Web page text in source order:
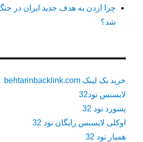
چرا اردن به هدف جدید ایران در جنگ
شد؟
خرید بک لینک behtarinbacklink.com
لایسنس نود32
پسورد نود 32
اوکلی لایسنس رایگان نود 32
همیار نود 32